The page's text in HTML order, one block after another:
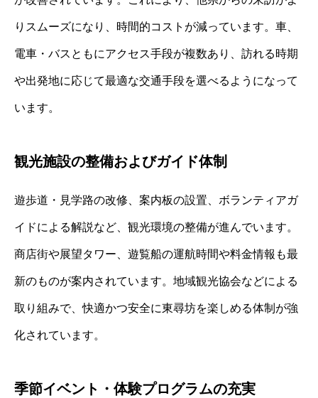
りスムーズになり、時間的コストが減っています。車、
電車・バスともにアクセス手段が複数あり、訪れる時期
や出発地に応じて最適な交通手段を選べるようになって
います。
観光施設の整備およびガイド体制
遊歩道・見学路の改修、案内板の設置、ボランティアガ
イドによる解説など、観光環境の整備が進んでいます。
商店街や展望タワー、遊覧船の運航時間や料金情報も最
新のものが案内されています。地域観光協会などによる
取り組みで、快適かつ安全に東尋坊を楽しめる体制が強
化されています。
季節イベント・体験プログラムの充実